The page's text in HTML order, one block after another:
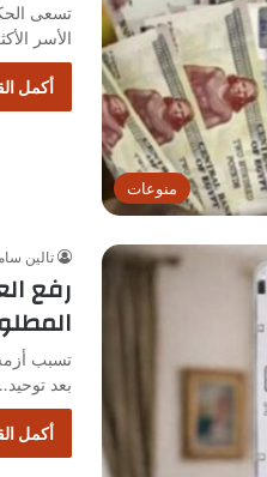
منوعات
تسعى
الأسر
أكمل
تالين
رفع
تسبب
بعد
أكمل